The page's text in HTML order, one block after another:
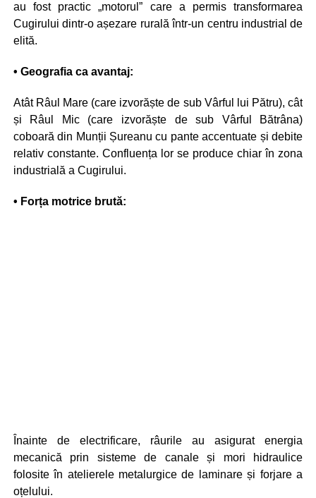
au fost practic „motorul” care a permis transformarea
Cugirului dintr-o așezare rurală într-un centru industrial de
elită.
• Geografia ca avantaj:
Atât Râul Mare (care izvorăște de sub Vârful lui Pătru), cât
și Râul Mic (care izvorăște de sub Vârful Bătrâna)
coboară din Munții Șureanu cu pante accentuate și debite
relativ constante. Confluența lor se produce chiar în zona
industrială a Cugirului.
• Forța motrice brută:
Înainte de electrificare, râurile au asigurat energia
mecanică prin sisteme de canale și mori hidraulice
folosite în atelierele metalurgice de laminare și forjare a
oțelului.